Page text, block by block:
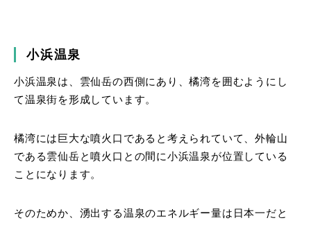
小浜温泉
小浜温泉は、雲仙岳の西側にあり、橘湾を囲むようにし
て温泉街を形成しています。
橘湾には巨大な噴火口であると考えられていて、外輪山
である雲仙岳と噴火口との間に小浜温泉が位置している
ことになります。
そのためか、湧出する温泉のエネルギー量は日本一だと